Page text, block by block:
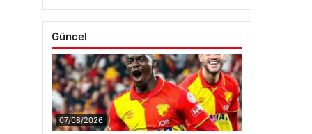
Güncel
07/08/2026